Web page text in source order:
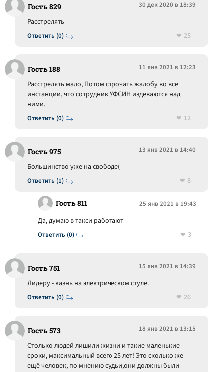
Гость 829 30 дек 2020 в 18:39
Ответить (0)
Расстрелять
25
Гость 188 11 янв 2021 в 12:23
Ответить (0)
Расстрелять мало, Потом строчать жалобу во все
инстанции, что сотрудник УФСИН издеваются над
ними.
12
Гость 975 13 янв 2021 в 14:40
Ответить (1)
Большинство уже на свободе(
8
Гость 811 25 янв 2021 в 19:43
Ответить (0)
Да, думаю в такси работают
3
Гость 751 15 янв 2021 в 14:39
Ответить (0)
Лидеру - казнь на электрическом стуле.
26
Гость 573 18 янв 2021 в 13:15
Столько людей лишили жизни и такие маленькие
сроки, максимальный всего 25 лет! Это сколько же
ещё человек, по мнению судьи,они должны были